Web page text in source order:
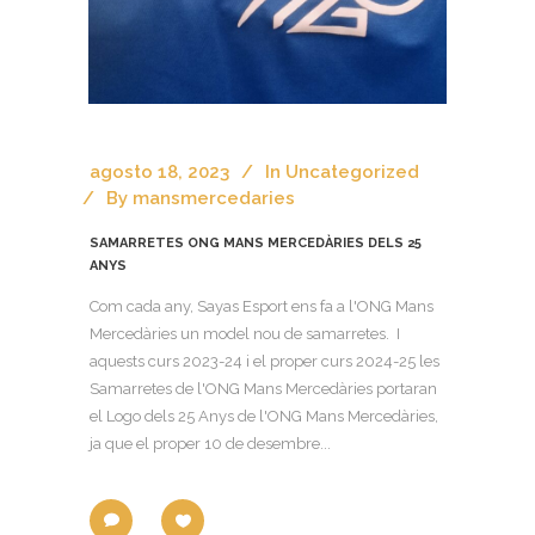
agosto 18, 2023 In Uncategorized
By mansmercedaries
SAMARRETES ONG MANS MERCEDÀRIES DELS 25
ANYS
Com cada any, Sayas Esport ens fa a l'ONG Mans
Mercedàries un model nou de samarretes. I
aquests curs 2023-24 i el proper curs 2024-25 les
Samarretes de l'ONG Mans Mercedàries portaran
el Logo dels 25 Anys de l'ONG Mans Mercedàries,
ja que el proper 10 de desembre...